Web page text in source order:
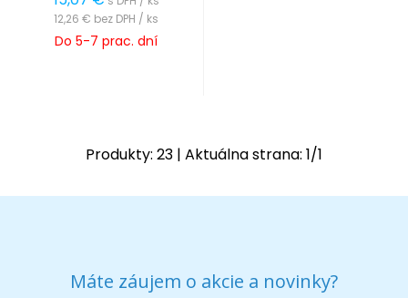
12,26 € bez DPH / ks
Do 5-7 prac. dní
Produkty: 23 | Aktuálna strana: 1/1
Máte záujem o akcie a novinky?